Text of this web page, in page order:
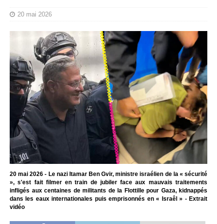
20 mai 2026
20 mai 2026 - Le nazi Itamar Ben Gvir, ministre israélien de la « sécurité
», s'est fait filmer en train de jubiler face aux mauvais traitements
infligés aux centaines de militants de la Flottille pour Gaza, kidnappés
dans les eaux internationales puis emprisonnés en « Israêl » - Extrait
vidéo